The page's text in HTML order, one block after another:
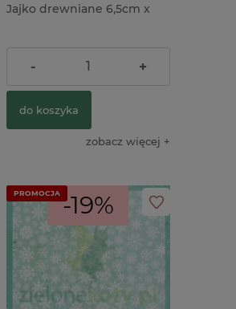
Jajko drewniane 6,5cm x
2,90 zł
- +
do koszyka
zobacz więcej
-19%
PROMOCJA